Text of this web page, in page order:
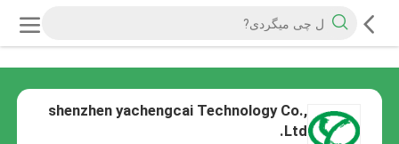
shenzhen yachengcai Technology Co.,
Ltd.